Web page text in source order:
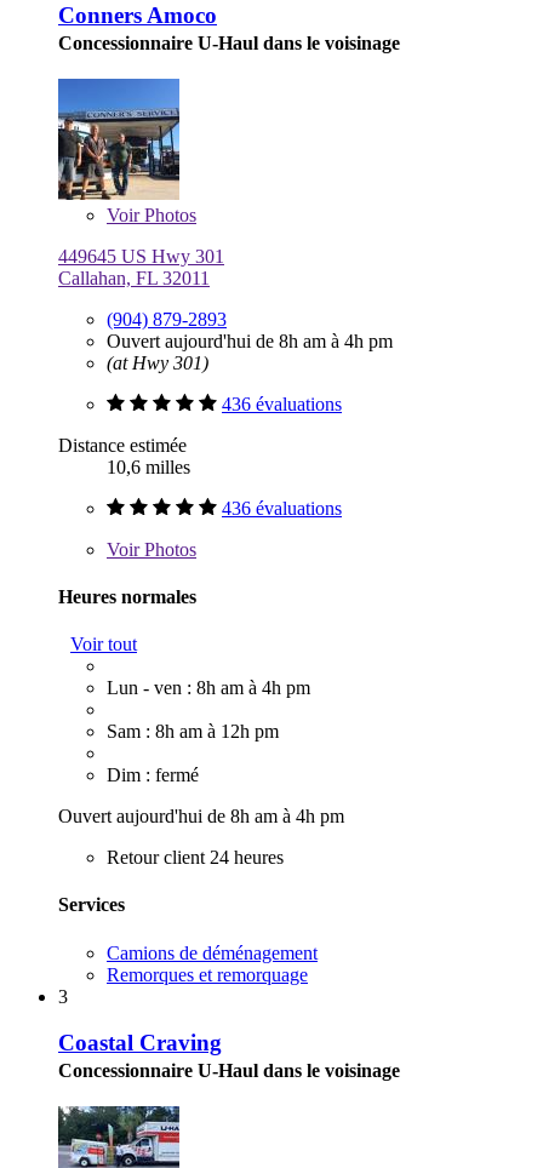
Conners Amoco
Concessionnaire U-Haul dans le voisinage
VoirPhotos
449645 US Hwy 301
Callahan, FL 32011
(904) 879-2893
Ouvert aujourd'hui de 8h am à 4h pm
(at Hwy 301)
436 évaluations
Distance estimée
10,6 milles
436 évaluations
VoirPhotos
Heures normales
Voir tout
Lun - ven : 8h am à 4h pm
Sam : 8h am à 12h pm
Dim : fermé
Ouvert aujourd'hui de 8h am à 4h pm
Retour client 24 heures
Services
Camions de déménagement
Remorques et remorquage
3
Coastal Craving
Concessionnaire U-Haul dans le voisinage